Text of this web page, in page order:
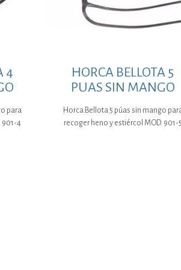
4
para
901-4
HORCA BELLOTA 5
PUAS SIN MANGO
Horca Bellota 5 púas sin mango
recoger heno y estiércol MOD. 901-